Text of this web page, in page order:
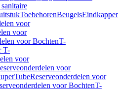
ToebehorenBeugels
voor
voor
voor BochtenT-
T-
voor
voor
Reserveonderdelen voor
voor BochtenT-